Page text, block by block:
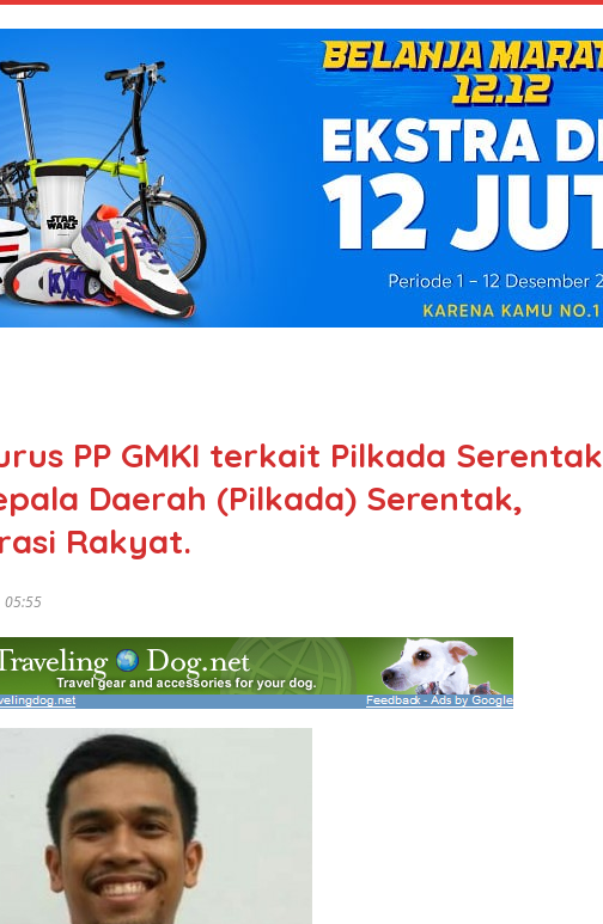
PP GMKI terkait Pilkada Serentak
Daerah (Pilkada) Serentak,
Rakyat.
05:55